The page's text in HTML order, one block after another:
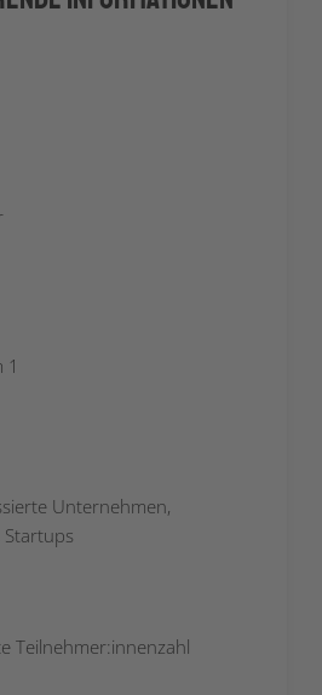
1
Unternehmen,
Startups
Teilnehmer:innenzahl